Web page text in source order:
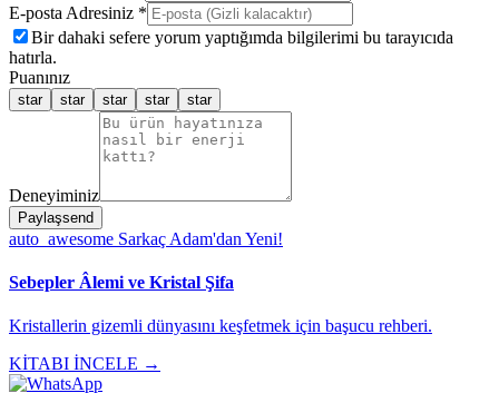
E-posta Adresiniz *
Bir dahaki sefere yorum yaptığımda bilgilerimi bu tarayıcıda
hatırla.
Puanınız
star star star star star
Deneyiminiz
Paylaşsend
auto_awesome Sarkaç Adam'dan Yeni!
Sebepler Âlemi ve Kristal Şifa
Kristallerin gizemli dünyasını keşfetmek için başucu rehberi.
KİTABI İNCELE →